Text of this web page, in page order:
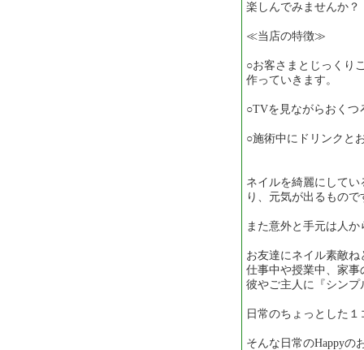
楽しんでみませんか？
≪当店の特徴≫
○お客さまとじっくり
作っていきます。
○TVを見ながらおくつ
○施術中にドリンクと
ネイルを綺麗にして
り、元気が出るもので
また意外と手元は人
お友達にネイル素敵
仕事中や授業中、家
彼やご主人に『シン
日常のちょっとした
そんな日常のHappyの